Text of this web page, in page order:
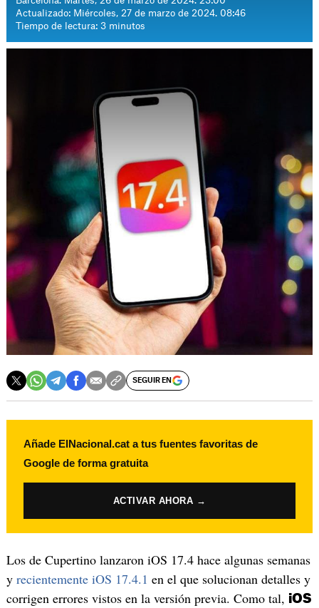
Actualizado: Miércoles, 27 de marzo de 2024. 08:46
Tiempo de lectura: 3 minutos
SEGUIR EN
Añade ElNacional.cat a tus fuentes favoritas de
Google de forma gratuita
ACTIVAR AHORA →
Los de Cupertino lanzaron iOS 17.4 hace algunas semanas
y recientemente iOS 17.4.1 en el que solucionan detalles y
corrigen errores vistos en la versión previa. Como tal, iOS